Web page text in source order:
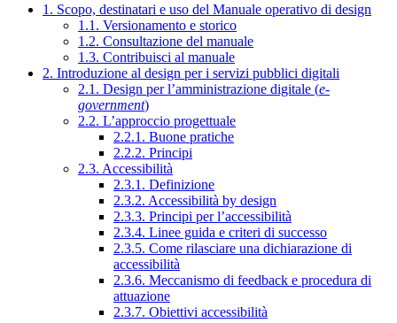
1. Scopo, destinatari e uso del Manuale operativo di design
1.1. Versionamento e storico
1.2. Consultazione del manuale
1.3. Contribuisci al manuale
2. Introduzione al design per i servizi pubblici digitali
2.1. Design per l’amministrazione digitale (e-
government)
2.2. L’approccio progettuale
2.2.1. Buone pratiche
2.2.2. Principi
2.3. Accessibilità
2.3.1. Definizione
2.3.2. Accessibilità by design
2.3.3. Principi per l’accessibilità
2.3.4. Linee guida e criteri di successo
2.3.5. Come rilasciare una dichiarazione di
accessibilità
2.3.6. Meccanismo di feedback e procedura di
attuazione
2.3.7. Obiettivi accessibilità